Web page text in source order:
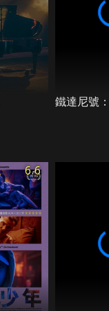
鐵達尼號
6.6